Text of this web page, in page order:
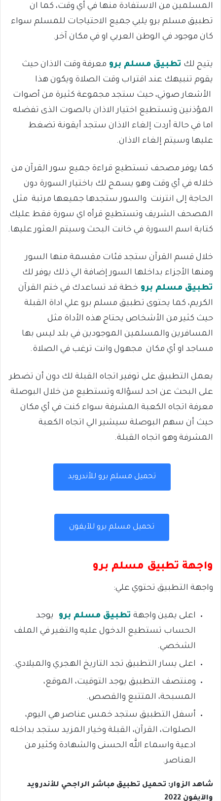
المسلمين من الاستفادة منها في أي وقت، كما ان
تطبيق مسلم برو يلبي جميع الاحتياجات للمسلم سواء
كان موجود في الوطن العربي او في مكان آخر.
يتيح لك تطبيق مسلم برو معرفة وقت الاذان حيث
يقوم تنبيهك عند اقتراب وقت الصلاة ويكون هذا
الأشعار صوتي، حيث ستجد مجموعة كثيرة من أصوات
المؤذنين وتستطيع اختيار الاذان بالصوت الذى تفضله
اما في حالة أردت إلغاء الاذان ستجد أيقونة تضغط
عليها وسيتم إلغاء الاذان.
كما يوفر مصحف تستطيع قراءة جميع سور القرآن من
خلاله في أي وقت وهو يسمح لك باختيار السورة دون
الحاجة إلى انترنت والسور ستجدها جميعها مرتبة مثل
المصحف الشريف وتستطيع قرأه اي سورة فقط عليك
كتابة اسم السورة في خانت البحث وسيتم العثور عليها.
خلال قسم القرآن ستجد فئات مقسمة منها السور
ومنها الأجزاء بداخلها السور إضافة الي ذلك يوفر لك
تطبيق مسلم برو خطة قد تساعدك في ختم القرآن
الكريم، كما يحتوى تطبيق مسلم برو علي اداة القبلة
حيث كثير من الأشخاص يحتاج هذه الأداة مثل
المسافرين والمسلمين الموجودين في بلد ليس بها
مساجد او أي مكان مجهول وانت ترغب في الصلاة.
يعمل التطبيق على توفير اتجاه القبلة لك دون أن تضطر
على البحث عن احد لسؤاله وتستطيع من خلال البوصلة
معرفة اتجاه الكعبة المشرفة سواء كنت في أي مكان
حيث أن سهم البوصلة سيشير الي اتجاه الكعبة
المشرفة وهو اتجاه القبلة.
تحميل مسلم برو للأندرويد
تحميل مسلم برو للآيفون
واجهة تطبيق مسلم برو
واجهة التطبيق تحتوي علي:
اعلى يمين واجهة تطبيق مسلم برو
يوجد
الحساب تستطيع الدخول عليه والتغير في الملف
الشخصي.
اعلى يسار التطبيق تجد التاريخ الهجري والميلادي.
ومنتصف التطبيق يوجد التوقيت، الموقع،
المسبحة، المتتبع والقصص.
أسفل التطبيق ستجد خمس عناصر هي اليوم،
الصلوات، القرآن، القبلة وخيار المزيد ستجد بداخله
ادعية واسماء الله الحسنى والشهادة وكثير من
العناصر.
شاهد الزوار: تحميل تطبيق مباشر الراجحي للأندرويد
والآيفون 2022